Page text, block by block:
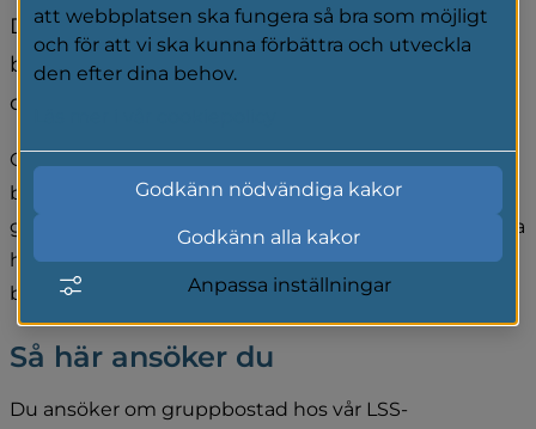
Det finns gruppbostäder för dig som är i stort
behov av hjälp. Här finns stöd från personal
dygnet runt.
Gruppbostäderna är omöblerade, du kan inreda din
bostad själv och bestämma hur du vill ha det. I varje
gruppbostad finns upp till åtta lägenheterna i samma
hus med ett gemensamt vardagsrum. Det hålls
boendemöten och aktiviteter i grupp med personal.
Så här ansöker du
Du ansöker om gruppbostad hos vår LSS-
att webbplatsen ska fungera så bra som möjligt
och för att vi ska kunna förbättra och utveckla
den efter dina behov.
Godkänn nödvändiga kakor
Godkänn alla kakor
Anpassa inställningar